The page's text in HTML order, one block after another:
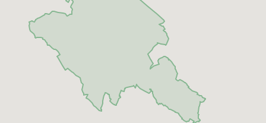
private, auch mehrsprachliche, staatliche, und
konfessionelle Kindergärten vorhanden. Die
Schulen Königsteins (eine Grundschule, drei
Gymnasien, 2 Privatschulen) gehören zu den Besten
im Rhein-Main-Gebiet. Vielfältige Sport- und
Freizeitmöglichkeiten sind ebenso vorhanden. Die
Königsteiner Burg gilt als eine der
beeindruckendsten Burgruinen Deutschlands.